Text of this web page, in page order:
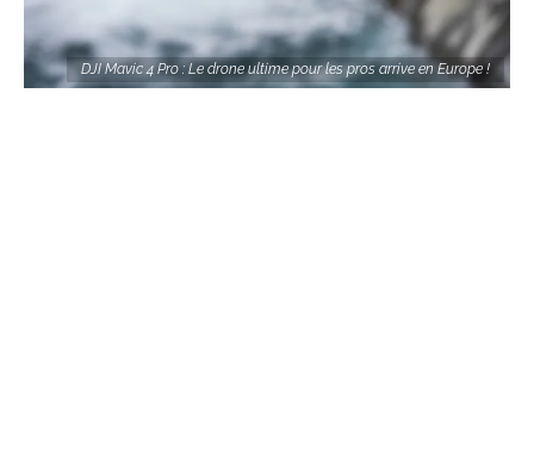
DJI Mavic 4 Pro : Le drone ultime pour les pros arrive en Europe !